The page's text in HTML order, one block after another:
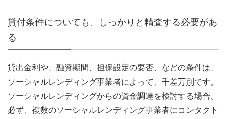
貸付条件についても、しっかりと精査する必要があ
る
貸出金利や、融資期間、担保設定の要否、などの条件は、
ソーシャルレンディング事業者によって、千差万別です。
ソーシャルレンディングからの資金調達を検討する場合、
必ず、複数のソーシャルレンディング事業者にコンタクト